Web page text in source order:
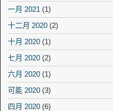
一月 2021 (1)
十二月 2020 (2)
十月 2020 (1)
七月 2020 (2)
六月 2020 (1)
可能 2020 (3)
四月 2020 (6)